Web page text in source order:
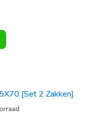
[Set 2 Zakken]